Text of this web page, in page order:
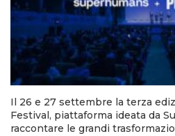
Il 26 e 27 settembre la terza
Festival, piattaforma ideata da
raccontare le grandi